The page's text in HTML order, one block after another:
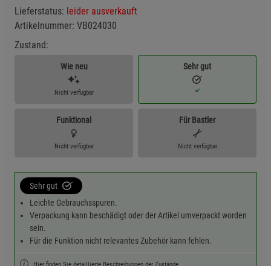
Lieferstatus: leider ausverkauft
Artikelnummer: VB024030
Zustand:
Wie neu
Nicht verfügbar
Sehr gut
Funktional
Nicht verfügbar
Für Bastler
Nicht verfügbar
Sehr gut
Leichte Gebrauchsspuren.
Verpackung kann beschädigt oder der Artikel umverpackt worden
sein.
Für die Funktion nicht relevantes Zubehör kann fehlen.